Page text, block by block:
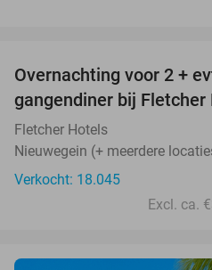
Overnachting voor 2 +
gangendiner bij Fletcher
Fletcher Hotels
Nieuwegein (+ meerdere
Verkocht: 18.045
Excl. ca.